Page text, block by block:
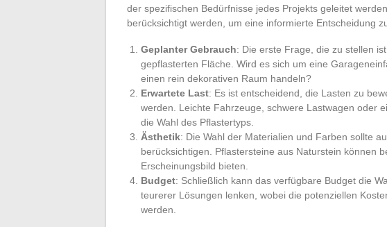
der spezifischen Bedürfnisse jedes Projekts geleitet
berücksichtigt werden, um eine informierte Entscheidung
Geplanter Gebrauch: Die erste Frage, die zu stellen
gepflasterten Fläche. Wird es sich um eine
einen rein dekorativen Raum handeln?
Erwartete Last: Es ist entscheidend, die Lasten zu
werden. Leichte Fahrzeuge, schwere Lastwagen oder
die Wahl des Pflastertyps.
Ästhetik: Die Wahl der Materialien und Farben sollte
berücksichtigen. Pflastersteine aus Naturstein können
Erscheinungsbild bieten.
Budget: Schließlich kann das verfügbare Budget die
teurerer Lösungen lenken, wobei die potenziellen
werden.